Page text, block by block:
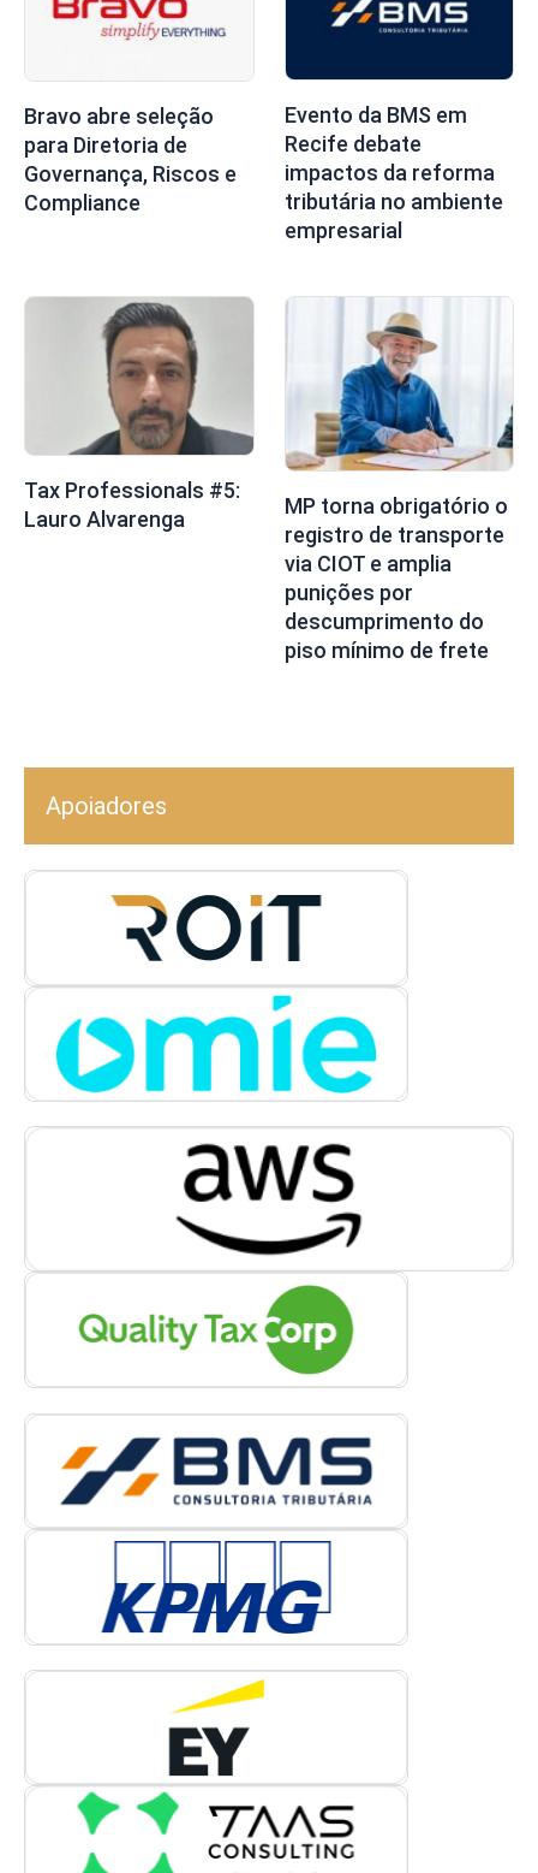
Bravo abre seleção
para Diretoria de
Governança, Riscos e
Compliance
Evento da BMS em
Recife debate
impactos da reforma
tributária no ambiente
empresarial
Tax Professionals #5:
Lauro Alvarenga
MP torna obrigatório o
registro de transporte
via CIOT e amplia
punições por
descumprimento do
piso mínimo de frete
Apoiadores